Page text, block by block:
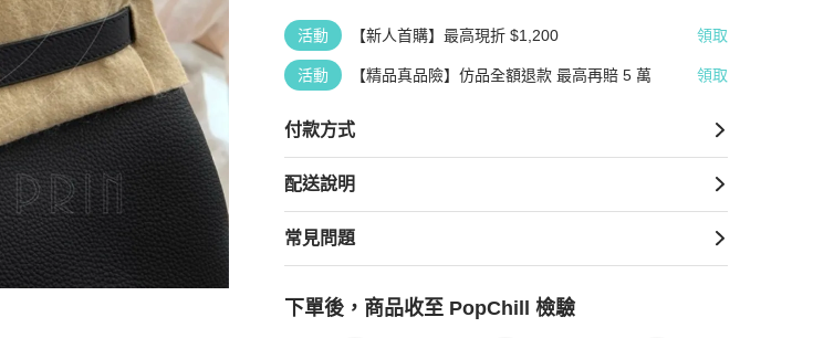
活動 【新人首購】最高現折 $1,200 領取
活動 【精品真品險】仿品全額退款 最高再賠 5 萬 領取
付款方式
配送說明
常見問題
下單後，商品收至 PopChill 檢驗